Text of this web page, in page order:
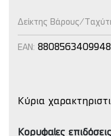
Δείκτης Βάρους/
EAN: 8808563409948
Κύρια
Κορυφαίες